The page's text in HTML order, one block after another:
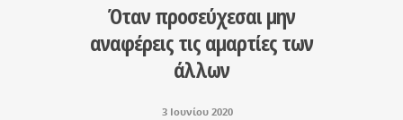
Όταν προσεύχεσαι μην
αναφέρεις τις αμαρτίες των
άλλων
3 Ιουνίου 2020